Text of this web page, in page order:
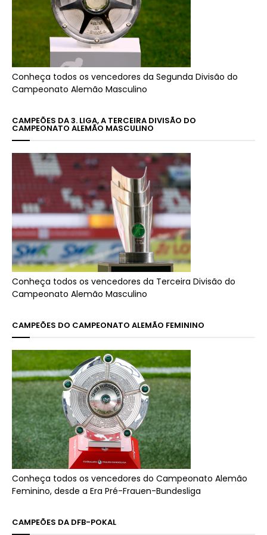
Conheça todos os vencedores da Segunda Divisão do
Campeonato Alemão Masculino
CAMPEÕES DA 3. LIGA, A TERCEIRA DIVISÃO DO
CAMPEONATO ALEMÃO MASCULINO
Conheça todos os vencedores da Terceira Divisão do
Campeonato Alemão Masculino
CAMPEÕES DO CAMPEONATO ALEMÃO FEMININO
Conheça todos os vencedores do Campeonato Alemão
Feminino, desde a Era Pré-Frauen-Bundesliga
CAMPEÕES DA DFB-POKAL